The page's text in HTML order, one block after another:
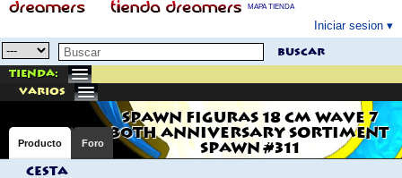
MAPA TIENDA
Iniciar sesion
buscar
Tienda:
varios
SPAWN FIGURAS 18 CM WAVE 7
30TH ANNIVERSARY SORTIMENT
SPAWN #311
Producto Foro
Cesta